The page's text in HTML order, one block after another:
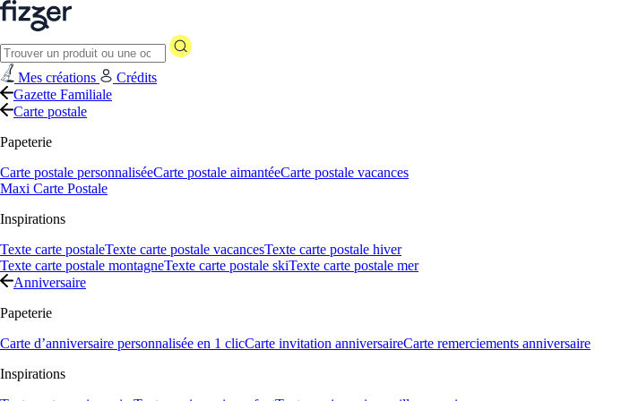
Mes créations
Crédits
Gazette Familiale
Carte postale
Papeterie
Carte postale personnaliséeCarte postale aimantéeCarte postale vacances
Maxi Carte Postale
Inspirations
Texte carte postaleTexte carte postale vacancesTexte carte postale hiver
Texte carte postale montagneTexte carte postale skiTexte carte postale mer
Anniversaire
Papeterie
Carte d’anniversaire personnalisée en 1 clicCarte invitation anniversaireCarte remerciements anniversaire
Inspirations